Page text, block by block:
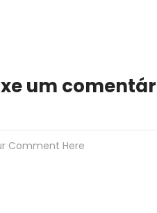
um